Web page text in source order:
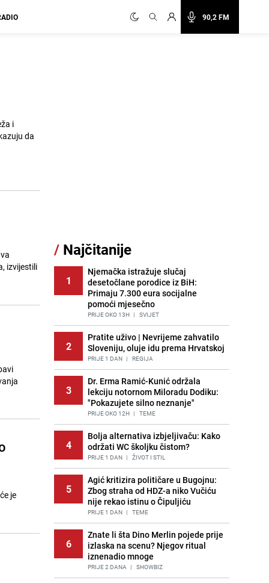
90,2 FM
i
da
izvijestili
je
/ Najčitanije
1
Njemačka istražuje slučaj
desetočlane porodice iz BiH:
Primaju 7.300 eura socijalne
pomoći mjesečno
PRIJE OKO 13H | SVIJET
2
Pratite uživo | Nevrijeme zahvatilo
Sloveniju, oluje idu prema Hrvatskoj
PRIJE 1 DAN | REGIJA
3
Dr. Erma Ramić-Kunić održala
lekciju notornom Miloradu Dodiku:
"Pokazujete silno neznanje"
PRIJE OKO 12H | TEME
4
Bolja alternativa izbjeljivaču: Kako
održati WC školjku čistom?
PRIJE 1 DAN | ŽIVOT I STIL
5
Agić kritizira političare u Bugojnu:
Zbog straha od HDZ-a niko Vučiću
nije rekao istinu o Čipuljiću
PRIJE 1 DAN | TEME
6
Znate li šta Dino Merlin pojede prije
izlaska na scenu? Njegov ritual
iznenadio mnoge
PRIJE 2 DANA | SHOWBIZ